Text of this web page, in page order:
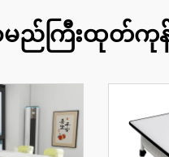
မည်ကြီးထုတ်ကုန်